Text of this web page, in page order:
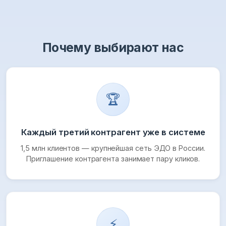
Почему выбирают нас
🏆
Каждый третий контрагент уже в системе
1,5 млн клиентов — крупнейшая сеть ЭДО в России.
Приглашение контрагента занимает пару кликов.